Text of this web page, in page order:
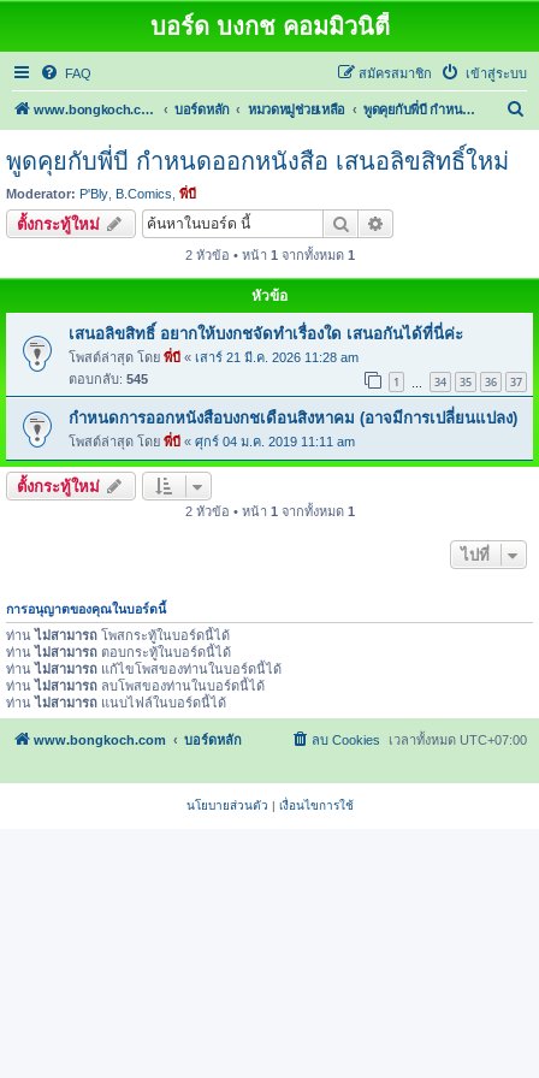
บอร์ด บงกช คอมมิวนิตี้
FAQ เข้าสู่ระบบ
สมัครสมาชิก
www.bongkoch.com บอร์ดหลัก หมวดหมู่ช่วยเหลือ พูดคุยกับพี่บี กำหนดออกหนังสือ เสนอลิขสิทธิ์ใหม่
พูดคุยกับพี่บี กำหนดออกหนังสือ เสนอลิขสิทธิ์ใหม่
Moderator: P'Bly B.Comics พี่บี
ตั้งกระทู้ใหม่ ค้นหา
2 หัวข้อ • หน้า 1 จากทั้งหมด 1
หัวข้อ
เสนอลิขสิทธิ์ อยากให้บงกชจัดทำเรื่องใด เสนอกันได้ที่นี่ค่ะ
โพสต์ล่าสุด โดย พี่บี « เสาร์ 21 มี.ค. 2026 11:28 am
ตอบกลับ: 545 1 34 35 36 37
กำหนดการออกหนังสือบงกชเดือนสิงหาคม (อาจมีการเปลี่ยนแปลง)
โพสต์ล่าสุด โดย พี่บี « ศุกร์ 04 ม.ค. 2019 11:11 am
ตั้งกระทู้ใหม่
2 หัวข้อ • หน้า 1 จากทั้งหมด 1
ไปที่
การอนุญาตของคุณในบอร์ดนี้
ท่านไม่สามารถ โพสกระทู้ในบอร์ดนี้ได้
ท่านไม่สามารถ ตอบกระทู้ในบอร์ดนี้ได้
ท่านไม่สามารถ แก้ไขโพสของท่านในบอร์ดนี้ได้
ท่านไม่สามารถ ลบโพสของท่านในบอร์ดนี้ได้
ท่านไม่สามารถ แนบไฟล์ในบอร์ดนี้ได้
www.bongkoch.com บอร์ดหลัก เวลาทั้งหมด UTC+07:00
ลบ Cookies
นโยบายส่วนตัว | เงื่อนไขการใช้